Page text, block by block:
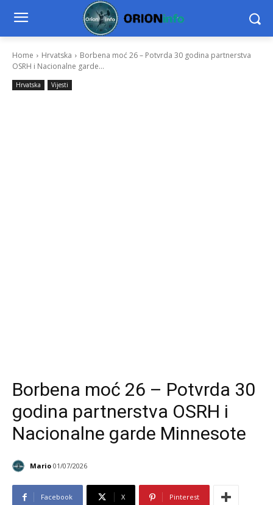
Home Hrvatska
Borbena moć 26 – Potvrda 30 godina partnerstva
OSRH i Nacionalne garde...
Hrvatska Vijesti
Borbena moć 26 – Potvrda 30
godina partnerstva OSRH i
Nacionalne garde Minnesote
Mario 01/07/2026
Facebook X Pinterest